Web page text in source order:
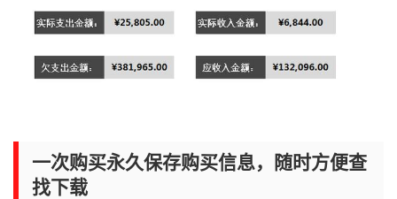
一次购买永久保存购买信息，随时方便查
找下载